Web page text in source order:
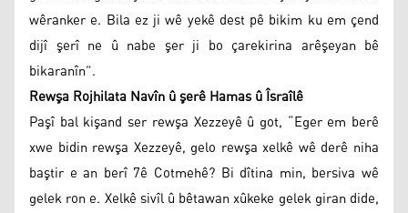
wêranker e. Bila ez ji wê yekê dest pê bikim ku em çend
dijî şerî ne û nabe şer ji bo çarekirina arêşeyan bê
bikaranîn”.
Rewşa Rojhilata Navîn û şerê Hamas û Îsraîlê
Paşî bal kişand ser rewşa Xezzeyê û got, “Eger em berê
xwe bidin rewşa Xezzeyê, gelo rewşa xelkê wê derê niha
baştir e an berî 7ê Cotmehê? Bi dîtina min, bersiva wê
gelek ron e. Xelkê sivîl û bêtawan xûkeke gelek giran dide,